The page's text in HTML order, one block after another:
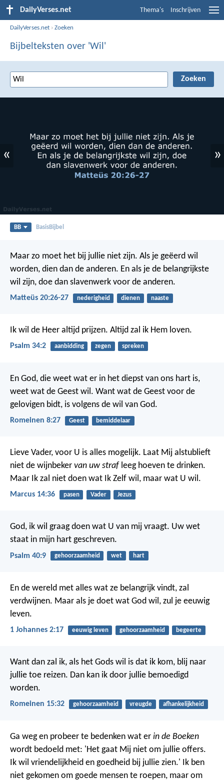
DailyVerses.net Thema's Inschrijven
DailyVerses.net ›Zoeken
Bijbelteksten over 'Wil'
« »
BB BasisBijbel
Maar zo moet het bij jullie niet zijn. Als je geëerd wil
worden, dien dan de anderen. En als je de belangrijkste
wil zijn, doe dan slavenwerk voor de anderen.
Matteüs 20:26-27 nederigheid dienen naaste
Ik wil de Heer altijd prijzen. Altijd zal ik Hem loven.
Psalm 34:2 aanbidding zegen spreken
En God, die weet wat er in het diepst van ons hart is,
weet wat de Geest wil. Want wat de Geest voor de
gelovigen bidt, is volgens de wil van God.
Romeinen 8:27 Geest bemiddelaar
Lieve Vader, voor U is alles mogelijk. Laat Mij alstublieft
niet de wijnbeker van uw straf leeg hoeven te drinken.
Maar Ik zal niet doen wat Ik Zelf wil, maar wat U wil.
Marcus 14:36 pasen Vader Jezus
God, ik wil graag doen wat U van mij vraagt. Uw wet
staat in mijn hart geschreven.
Psalm 40:9 gehoorzaamheid wet hart
En de wereld met alles wat ze belangrijk vindt, zal
verdwijnen. Maar als je doet wat God wil, zul je eeuwig
leven.
1 Johannes 2:17 eeuwig leven gehoorzaamheid begeerte
Want dan zal ik, als het Gods wil is dat ik kom, blij naar
jullie toe reizen. Dan kan ik door jullie bemoedigd
worden.
Romeinen 15:32 gehoorzaamheid vreugde afhankelijkheid
Ga weg en probeer te bedenken wat er in de Boeken
wordt bedoeld met: 'Het gaat Mij niet om jullie offers.
Ik wil vriendelijkheid en goedheid bij jullie zien.' Ik ben
niet gekomen om goede mensen te roepen, maar om